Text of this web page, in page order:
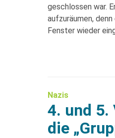
geschlossen war.
aufzuräumen,
Fenster wieder
Nazis
4. und 5.
die